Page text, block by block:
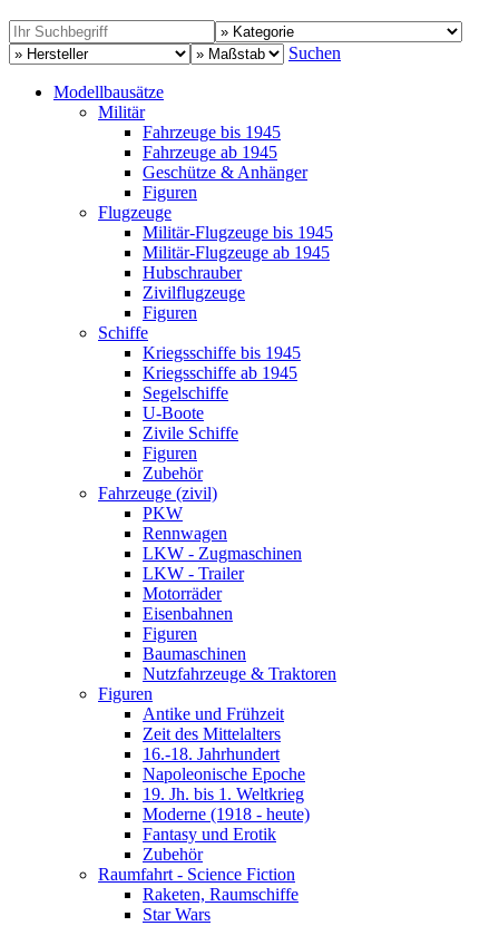
Suchen
Modellbausätze
Militär
Fahrzeuge bis 1945
Fahrzeuge ab 1945
Geschütze & Anhänger
Figuren
Flugzeuge
Militär-Flugzeuge bis 1945
Militär-Flugzeuge ab 1945
Hubschrauber
Zivilflugzeuge
Figuren
Schiffe
Kriegsschiffe bis 1945
Kriegsschiffe ab 1945
Segelschiffe
U-Boote
Zivile Schiffe
Figuren
Zubehör
Fahrzeuge (zivil)
PKW
Rennwagen
LKW - Zugmaschinen
LKW - Trailer
Motorräder
Eisenbahnen
Figuren
Baumaschinen
Nutzfahrzeuge & Traktoren
Figuren
Antike und Frühzeit
Zeit des Mittelalters
16.-18. Jahrhundert
Napoleonische Epoche
19. Jh. bis 1. Weltkrieg
Moderne (1918 - heute)
Fantasy und Erotik
Zubehör
Raumfahrt - Science Fiction
Raketen, Raumschiffe
Star Wars